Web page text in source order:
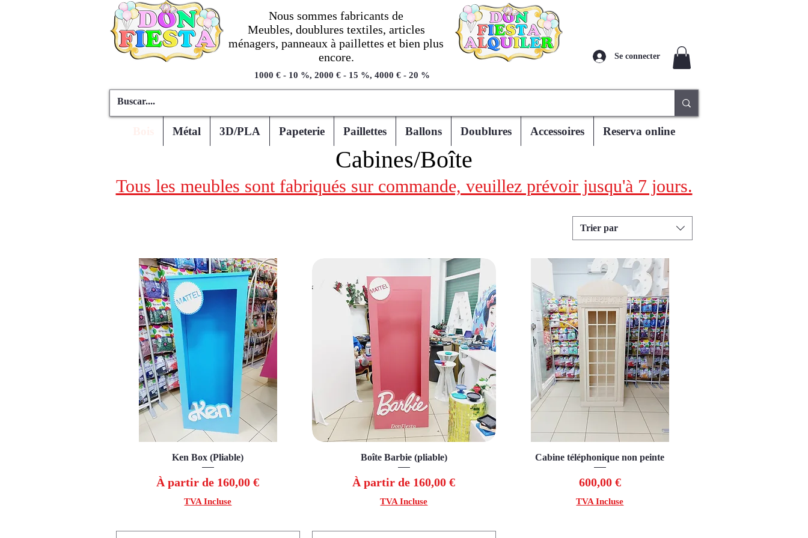
Nous sommes fabricants de
Meubles, doublures textiles, articles
ménagers, panneaux à paillettes et bien plus
encore.
1000 € - 10 %, 2000 € - 15 %, 4000 € - 20 %
Se connecter
Métal 3D/PLA Papeterie Paillettes Ballons Doublures Accessoires Reserva online
Cabines/Boîte
Tous les meubles sont fabriqués sur commande, veuillez prévoir jusqu'à 7 jours.
Trier par
Aperçu rapide
Ken Box (Pliable)
À partir de 160,00 €
Prix promotionnel
TVA Incluse
Aperçu rapide
Boîte Barbie (pliable)
À partir de 160,00 €
Prix promotionnel
TVA Incluse
Aperçu rapide
Cabine téléphonique non peinte
Prix
600,00 €
TVA Incluse